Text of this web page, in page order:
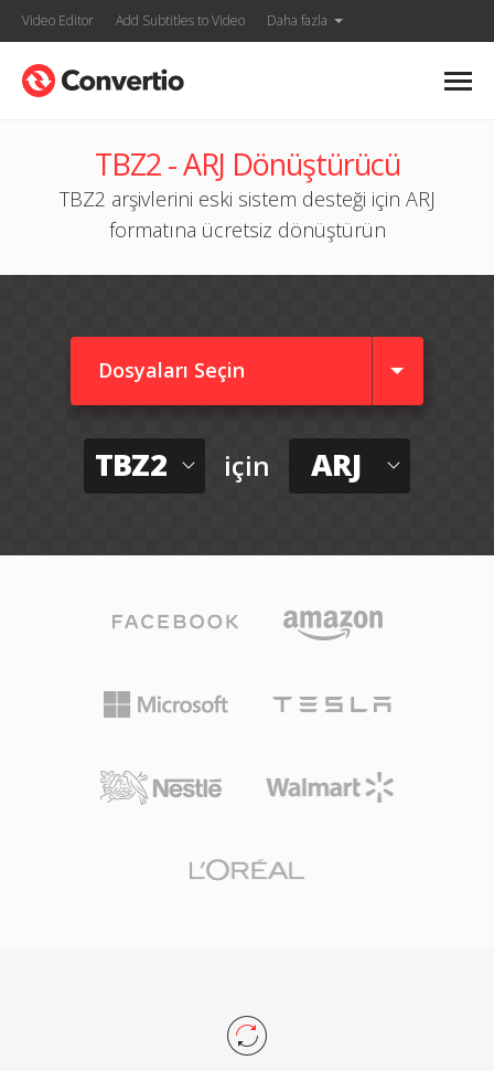
Video Editor Add Subtitles to Video Daha fazla
TBZ2 - ARJ Dönüştürücü
TBZ2 arşivlerini eski sistem desteği için ARJ
formatına ücretsiz dönüştürün
Dosyaları Seçin
TBZ2 için ARJ